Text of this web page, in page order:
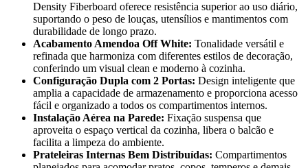
Density Fiberboard oferece resistência superior ao uso diário,
suportando o peso de louças, utensílios e mantimentos com
durabilidade de longo prazo.
Acabamento Amendoa Off White: Tonalidade versátil e
refinada que harmoniza com diferentes estilos de decoração,
conferindo um visual clean e moderno à cozinha.
Configuração Dupla com 2 Portas: Design inteligente que
amplia a capacidade de armazenamento e proporciona acesso
fácil e organizado a todos os compartimentos internos.
Instalação Aérea na Parede: Fixação suspensa que
aproveita o espaço vertical da cozinha, libera o balcão e
facilita a limpeza do ambiente.
Prateleiras Internas Bem Distribuídas: Compartimentos